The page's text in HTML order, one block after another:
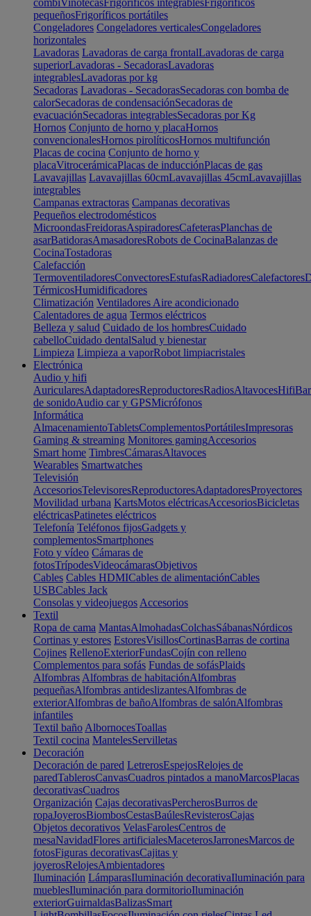
combiVinotecasFrigoríficos integrablesFrigoríficos
pequeñosFrigoríficos portátiles
Congeladores Congeladores verticalesCongeladores
horizontales
Lavadoras Lavadoras de carga frontalLavadoras de carga
superiorLavadoras - SecadorasLavadoras
integrablesLavadoras por kg
Secadoras Lavadoras - SecadorasSecadoras con bomba de
calorSecadoras de condensaciónSecadoras de
evacuaciónSecadoras integrablesSecadoras por Kg
Hornos Conjunto de horno y placaHornos
convencionalesHornos pirolíticosHornos multifunción
Placas de cocina Conjunto de horno y
placaVitrocerámicaPlacas de inducciónPlacas de gas
Lavavajillas Lavavajillas 60cmLavavajillas 45cmLavavajillas
integrables
Campanas extractoras Campanas decorativas
Pequeños electrodomésticos
MicroondasFreidorasAspiradoresCafeterasPlanchas de
asarBatidorasAmasadoresRobots de CocinaBalanzas de
CocinaTostadoras
Calefacción
TermoventiladoresConvectoresEstufasRadiadoresCalefactores
TérmicosHumidificadores
Climatización Ventiladores Aire acondicionado
Calentadores de agua Termos eléctricos
Belleza y salud Cuidado de los hombresCuidado
cabelloCuidado dentalSalud y bienestar
Limpieza Limpieza a vaporRobot limpiacristales
Electrónica
Audio y hifi
AuricularesAdaptadoresReproductoresRadiosAltavocesHifi
de sonidoAudio car y GPSMicrófonos
Informática
AlmacenamientoTabletsComplementosPortátilesImpresoras
Gaming & streaming Monitores gamingAccesorios
Smart home TimbresCámarasAltavoces
Wearables Smartwatches
Televisión
AccesoriosTelevisoresReproductoresAdaptadoresProyectores
Movilidad urbana KartsMotos eléctricasAccesoriosBicicletas
eléctricasPatinetes eléctricos
Telefonía Teléfonos fijosGadgets y
complementosSmartphones
Foto y vídeo Cámaras de
fotosTrípodesVideocámarasObjetivos
Cables Cables HDMICables de alimentaciónCables
USBCables Jack
Consolas y videojuegos Accesorios
Textil
Ropa de cama MantasAlmohadasColchasSábanasNórdicos
Cortinas y estores EstoresVisillosCortinasBarras de cortina
Cojines RellenoExteriorFundasCojín con relleno
Complementos para sofás Fundas de sofásPlaids
Alfombras Alfombras de habitaciónAlfombras
pequeñasAlfombras antideslizantesAlfombras de
exteriorAlfombras de bañoAlfombras de salónAlfombras
infantiles
Textil baño AlbornocesToallas
Textil cocina MantelesServilletas
Decoración
Decoración de pared LetrerosEspejosRelojes de
paredTablerosCanvasCuadros pintados a manoMarcosPlacas
decorativasCuadros
Organización Cajas decorativasPercherosBurros de
ropaJoyerosBiombosCestasBaúlesRevisterosCajas
Objetos decorativos VelasFarolesCentros de
mesaNavidadFlores artificialesMaceterosJarronesMarcos de
fotosFiguras decorativasCajitas y
joyerosRelojesAmbientadores
Iluminación LámparasIluminación decorativaIluminación para
mueblesIluminación para dormitorioIluminación
exteriorGuirnaldasBalizasSmart